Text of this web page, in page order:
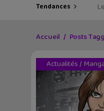
Tendances
Accueil Posts
Actualités/